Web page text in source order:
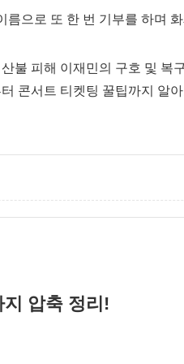
름으로 또 한 번 기부를 하며
불 피해 이재민의 구호 및 복
콘서트 티켓팅 꿀팁까지 알
압축 정리!